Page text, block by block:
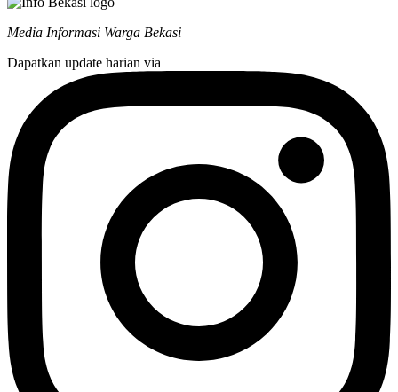
Media Informasi Warga Bekasi
Dapatkan update harian via